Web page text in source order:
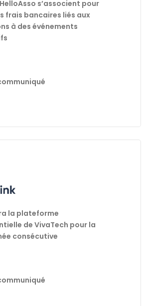
s’associent pour
frais bancaires liés aux
à des événements
la plateforme
de VivaTech pour la
consécutive